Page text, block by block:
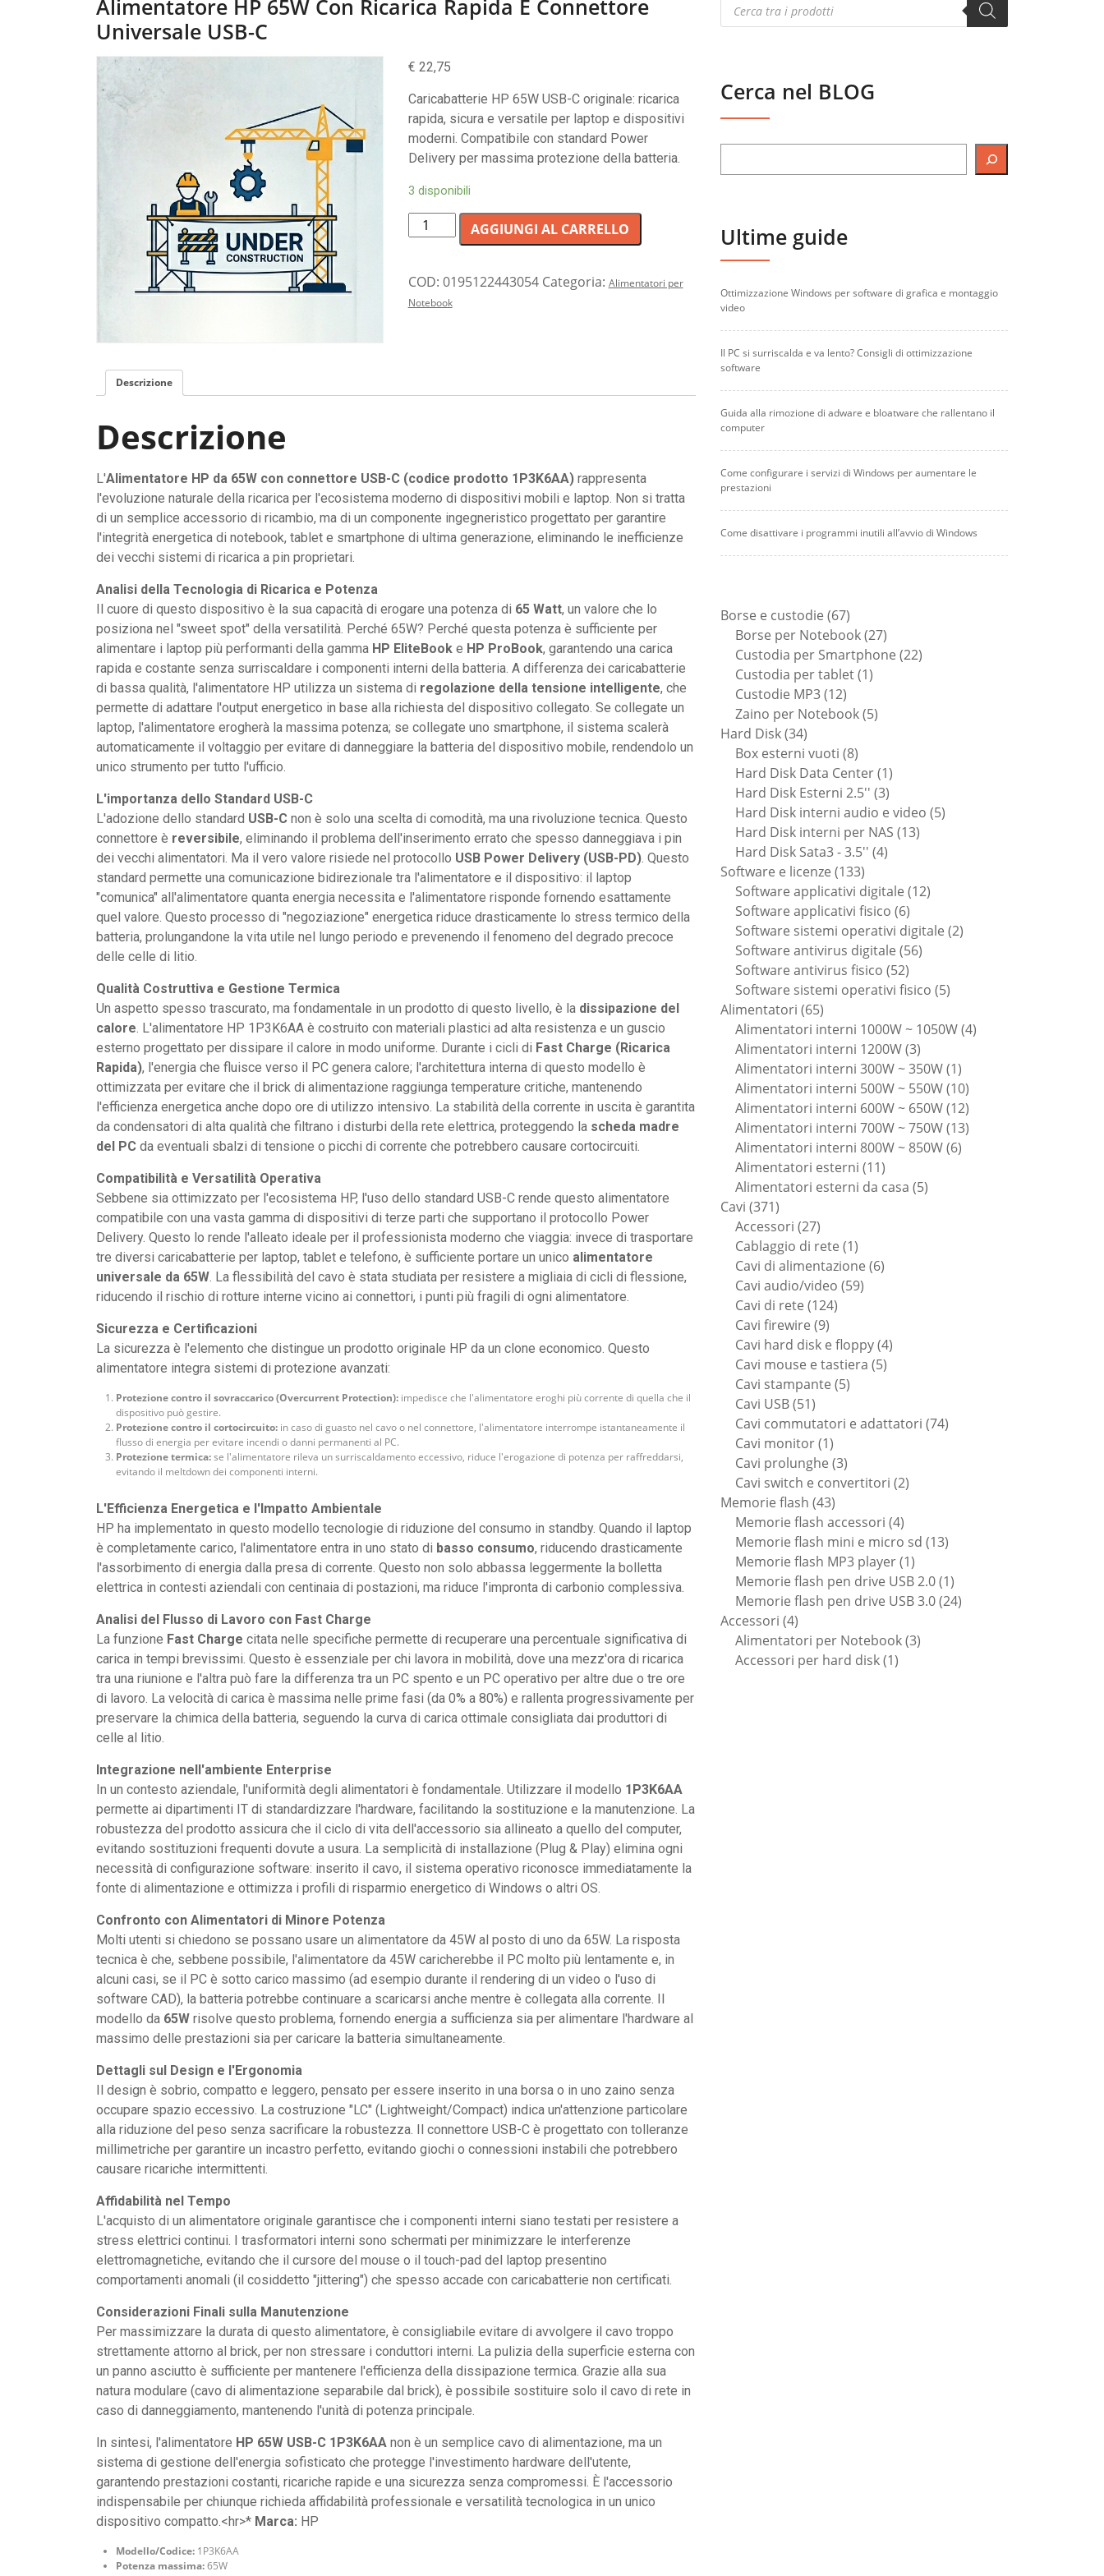
Alimentatore HP 65W Con Ricarica Rapida E Connettore
Universale USB-C
€ 22,75
Caricabatterie HP 65W USB-C originale: ricarica
rapida, sicura e versatile per laptop e dispositivi
moderni. Compatibile con standard Power
Delivery per massima protezione della batteria.
3 disponibili
Alimentatore
HP
con
ricarica
USB-
AGGIUNGI AL CARRELLO
COD: 0195122443054 Categoria: Alimentatori per
Notebook
Descrizione
Descrizione
L'Alimentatore HP da 65W con connettore USB-C (codice prodotto 1P3K6AA) rappresenta
l'evoluzione naturale della ricarica per l'ecosistema moderno di dispositivi mobili e laptop. Non si tratta
di un semplice accessorio di ricambio, ma di un componente ingegneristico progettato per garantire
l'integrità energetica di notebook, tablet e smartphone di ultima generazione, eliminando le inefficienze
dei vecchi sistemi di ricarica a pin proprietari.
Analisi della Tecnologia di Ricarica e Potenza
Il cuore di questo dispositivo è la sua capacità di erogare una potenza di 65 Watt, un valore che lo
posiziona nel "sweet spot" della versatilità. Perché 65W? Perché questa potenza è sufficiente per
alimentare i laptop più performanti della gamma HP EliteBook e HP ProBook, garantendo una carica
rapida e costante senza surriscaldare i componenti interni della batteria. A differenza dei caricabatterie
di bassa qualità, l'alimentatore HP utilizza un sistema di regolazione della tensione intelligente, che
permette di adattare l'output energetico in base alla richiesta del dispositivo collegato. Se collegate un
laptop, l'alimentatore erogherà la massima potenza; se collegate uno smartphone, il sistema scalerà
automaticamente il voltaggio per evitare di danneggiare la batteria del dispositivo mobile, rendendolo un
unico strumento per tutto l'ufficio.
L'importanza dello Standard USB-C
L'adozione dello standard USB-C non è solo una scelta di comodità, ma una rivoluzione tecnica. Questo
connettore è reversibile, eliminando il problema dell'inserimento errato che spesso danneggiava i pin
dei vecchi alimentatori. Ma il vero valore risiede nel protocollo USB Power Delivery (USB-PD). Questo
standard permette una comunicazione bidirezionale tra l'alimentatore e il dispositivo: il laptop
"comunica" all'alimentatore quanta energia necessita e l'alimentatore risponde fornendo esattamente
quel valore. Questo processo di "negoziazione" energetica riduce drasticamente lo stress termico della
batteria, prolungandone la vita utile nel lungo periodo e prevenendo il fenomeno del degrado precoce
delle celle di litio.
Qualità Costruttiva e Gestione Termica
Un aspetto spesso trascurato, ma fondamentale in un prodotto di questo livello, è la dissipazione del
calore. L'alimentatore HP 1P3K6AA è costruito con materiali plastici ad alta resistenza e un guscio
esterno progettato per dissipare il calore in modo uniforme. Durante i cicli di Fast Charge (Ricarica
Rapida), l'energia che fluisce verso il PC genera calore; l'architettura interna di questo modello è
ottimizzata per evitare che il brick di alimentazione raggiunga temperature critiche, mantenendo
l'efficienza energetica anche dopo ore di utilizzo intensivo. La stabilità della corrente in uscita è garantita
da condensatori di alta qualità che filtrano i disturbi della rete elettrica, proteggendo la scheda madre
del PC da eventuali sbalzi di tensione o picchi di corrente che potrebbero causare cortocircuiti.
Compatibilità e Versatilità Operativa
Sebbene sia ottimizzato per l'ecosistema HP, l'uso dello standard USB-C rende questo alimentatore
compatibile con una vasta gamma di dispositivi di terze parti che supportano il protocollo Power
Delivery. Questo lo rende l'alleato ideale per il professionista moderno che viaggia: invece di trasportare
tre diversi caricabatterie per laptop, tablet e telefono, è sufficiente portare un unico alimentatore
universale da 65W. La flessibilità del cavo è stata studiata per resistere a migliaia di cicli di flessione,
riducendo il rischio di rotture interne vicino ai connettori, i punti più fragili di ogni alimentatore.
Sicurezza e Certificazioni
La sicurezza è l'elemento che distingue un prodotto originale HP da un clone economico. Questo
alimentatore integra sistemi di protezione avanzati:
Protezione contro il sovraccarico (Overcurrent Protection): impedisce che l'alimentatore eroghi più corrente di quella che il
dispositivo può gestire.
Protezione contro il cortocircuito: in caso di guasto nel cavo o nel connettore, l'alimentatore interrompe istantaneamente il
flusso di energia per evitare incendi o danni permanenti al PC.
Protezione termica:se l'alimentatore rileva un surriscaldamento eccessivo, riduce l'erogazione di potenza per raffreddarsi,
evitando il meltdown dei componenti interni.
L'Efficienza Energetica e l'Impatto Ambientale
HP ha implementato in questo modello tecnologie di riduzione del consumo in standby. Quando il laptop
è completamente carico, l'alimentatore entra in uno stato di basso consumo, riducendo drasticamente
l'assorbimento di energia dalla presa di corrente. Questo non solo abbassa leggermente la bolletta
elettrica in contesti aziendali con centinaia di postazioni, ma riduce l'impronta di carbonio complessiva.
Analisi del Flusso di Lavoro con Fast Charge
La funzione Fast Charge citata nelle specifiche permette di recuperare una percentuale significativa di
carica in tempi brevissimi. Questo è essenziale per chi lavora in mobilità, dove una mezz'ora di ricarica
tra una riunione e l'altra può fare la differenza tra un PC spento e un PC operativo per altre due o tre ore
di lavoro. La velocità di carica è massima nelle prime fasi (da 0% a 80%) e rallenta progressivamente per
preservare la chimica della batteria, seguendo la curva di carica ottimale consigliata dai produttori di
celle al litio.
Integrazione nell'ambiente Enterprise
In un contesto aziendale, l'uniformità degli alimentatori è fondamentale. Utilizzare il modello 1P3K6AA
permette ai dipartimenti IT di standardizzare l'hardware, facilitando la sostituzione e la manutenzione. La
robustezza del prodotto assicura che il ciclo di vita dell'accessorio sia allineato a quello del computer,
evitando sostituzioni frequenti dovute a usura. La semplicità di installazione (Plug & Play) elimina ogni
necessità di configurazione software: inserito il cavo, il sistema operativo riconosce immediatamente la
fonte di alimentazione e ottimizza i profili di risparmio energetico di Windows o altri OS.
Confronto con Alimentatori di Minore Potenza
Molti utenti si chiedono se possano usare un alimentatore da 45W al posto di uno da 65W. La risposta
tecnica è che, sebbene possibile, l'alimentatore da 45W caricherebbe il PC molto più lentamente e, in
alcuni casi, se il PC è sotto carico massimo (ad esempio durante il rendering di un video o l'uso di
software CAD), la batteria potrebbe continuare a scaricarsi anche mentre è collegata alla corrente. Il
modello da 65W risolve questo problema, fornendo energia a sufficienza sia per alimentare l'hardware al
massimo delle prestazioni sia per caricare la batteria simultaneamente.
Dettagli sul Design e l'Ergonomia
Il design è sobrio, compatto e leggero, pensato per essere inserito in una borsa o in uno zaino senza
occupare spazio eccessivo. La costruzione "LC" (Lightweight/Compact) indica un'attenzione particolare
alla riduzione del peso senza sacrificare la robustezza. Il connettore USB-C è progettato con tolleranze
millimetriche per garantire un incastro perfetto, evitando giochi o connessioni instabili che potrebbero
causare ricariche intermittenti.
Affidabilità nel Tempo
L'acquisto di un alimentatore originale garantisce che i componenti interni siano testati per resistere a
stress elettrici continui. I trasformatori interni sono schermati per minimizzare le interferenze
elettromagnetiche, evitando che il cursore del mouse o il touch-pad del laptop presentino
comportamenti anomali (il cosiddetto "jittering") che spesso accade con caricabatterie non certificati.
Considerazioni Finali sulla Manutenzione
Per massimizzare la durata di questo alimentatore, è consigliabile evitare di avvolgere il cavo troppo
strettamente attorno al brick, per non stressare i conduttori interni. La pulizia della superficie esterna con
un panno asciutto è sufficiente per mantenere l'efficienza della dissipazione termica. Grazie alla sua
natura modulare (cavo di alimentazione separabile dal brick), è possibile sostituire solo il cavo di rete in
caso di danneggiamento, mantenendo l'unità di potenza principale.
In sintesi, l'alimentatore HP 65W USB-C 1P3K6AA non è un semplice cavo di alimentazione, ma un
sistema di gestione dell'energia sofisticato che protegge l'investimento hardware dell'utente,
garantendo prestazioni costanti, ricariche rapide e una sicurezza senza compromessi. È l'accessorio
indispensabile per chiunque richieda affidabilità professionale e versatilità tecnologica in un unico
dispositivo compatto.<hr>* Marca: HP
Modello/Codice: 1P3K6AA
Potenza massima:65W
search
Cerca nel BLOG
Ultime guide
Ottimizzazione Windows per software di grafica e montaggio
video
Il PC si surriscalda e va lento? Consigli di ottimizzazione
software
Guida alla rimozione di adware e bloatware che rallentano il
computer
Come configurare i servizi di Windows per aumentare le
prestazioni
Come disattivare i programmi inutili all’avvio di Windows
Borse e custodie 6767
prodotti
Borse per Notebook 2727
prodotti
Custodia per Smartphone 2222
Custodia per tablet 11
Custodie MP3 1212
prodotti
Zaino per Notebook 55
Hard Disk 3434
prodotti
Box esterni vuoti 88
prodotti
Hard Disk Data Center 11
prodotto
Hard Disk Esterni 2.5'' 33
prodotti
Hard Disk interni audio e video 55
Hard Disk interni per NAS 1313
Hard Disk Sata3 - 3.5'' 44
Software e licenze 133133
prodotti
Software applicativi digitale 1212
Software applicativi fisico 66
prodotti
Software sistemi operativi digitale 22
Software antivirus digitale 5656
Software antivirus fisico 5252
prodotti
Software sistemi operativi fisico 55
Alimentatori 6565
prodotti
Alimentatori interni 1000W ~ 1050W 44
Alimentatori interni 1200W 33
prodotti
Alimentatori interni 300W ~ 350W 11
prodotto
Alimentatori interni 500W ~ 550W 1010
prodotti
Alimentatori interni 600W ~ 650W 1212
prodotti
Alimentatori interni 700W ~ 750W 1313
Alimentatori interni 800W ~ 850W 66
Alimentatori esterni 1111
prodotti
Alimentatori esterni da casa 55
Cavi 371371
prodotti
Accessori 2727
prodotti
Cablaggio di rete 11
prodotto
Cavi di alimentazione 66
Cavi audio/video 5959
Cavi di rete 124124
Cavi firewire 99
prodotti
Cavi hard disk e floppy 44
Cavi mouse e tastiera 55
Cavi stampante 55
Cavi USB 5151
prodotti
Cavi commutatori e adattatori 7474
Cavi monitor 11
prodotto
Cavi prolunghe 33
prodotti
Cavi switch e convertitori 22
Memorie flash 4343
prodotti
Memorie flash accessori 44
prodotti
Memorie flash mini e micro sd 1313
Memorie flash MP3 player 11
prodotto
Memorie flash pen drive USB 2.0 11
prodotto
Memorie flash pen drive USB 3.0 2424
Accessori 44
prodotti
Alimentatori per Notebook 33
Accessori per hard disk 11